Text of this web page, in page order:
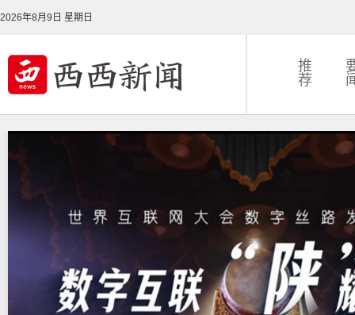
2026年8月9日 星期日
推
荐